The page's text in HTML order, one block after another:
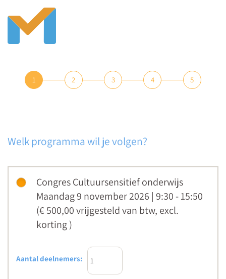
1 2 3 4 5
Welk programma wil je volgen?
Congres Cultuursensitief onderwijs
Maandag 9 november 2026 | 9:30 - 15:50
(€ 500,00vrijgesteld van btw, excl.
korting)
Aantal deelnemers: